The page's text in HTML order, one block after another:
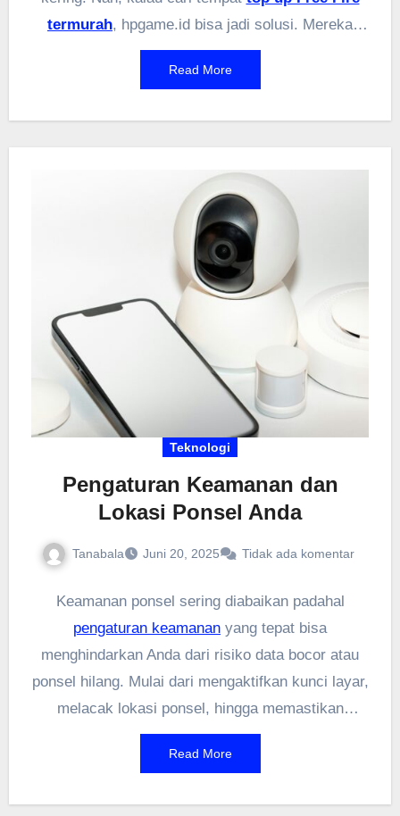
termurah, hpgame.id bisa jadi solusi. Mereka
nawarin harga lebih miring dibanding banyak seller
lain, prosesnya juga cepat dan aman. Enggak
Cocok buat yang pengen main tanpa khawatir
kehabisan diamond buat beli skin atau karakter
keren. Jadi, sebelum top up di tempat lain, cek
dulu harga di hpgame.id!
Read More
Teknologi
Pengaturan Keamanan dan
Lokasi Ponsel Anda
Tanabala Juni 20, 2025 Tidak ada komentar
Keamanan ponsel sering diabaikan padahal
pengaturan keamanan yang tepat bisa
menghindarkan Anda dari risiko data bocor atau
ponsel hilang. Mulai dari mengaktifkan kunci layar,
melacak lokasi ponsel, hingga memastikan
aplikasi tidak mengakses data sembarangan—
semua perlu diperhatikan. Jika Anda belum pernah
Read More